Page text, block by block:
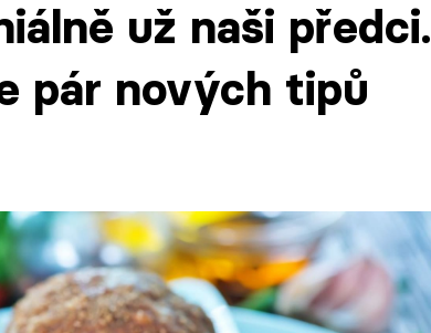
už naši předci.
pár nových tipů